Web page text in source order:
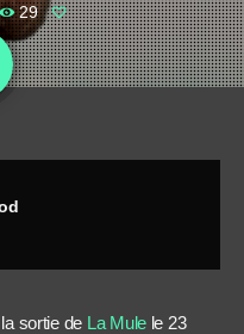
29
sortie de La Mule le 23